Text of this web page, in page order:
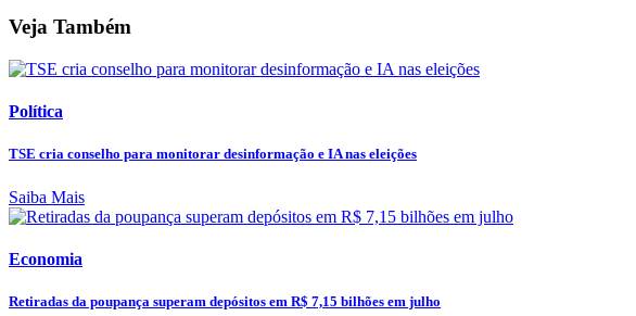
Veja Também
Política
TSE cria conselho para monitorar desinformação e IA nas eleições
Saiba Mais
Economia
Retiradas da poupança superam depósitos em R$ 7,15 bilhões em julho